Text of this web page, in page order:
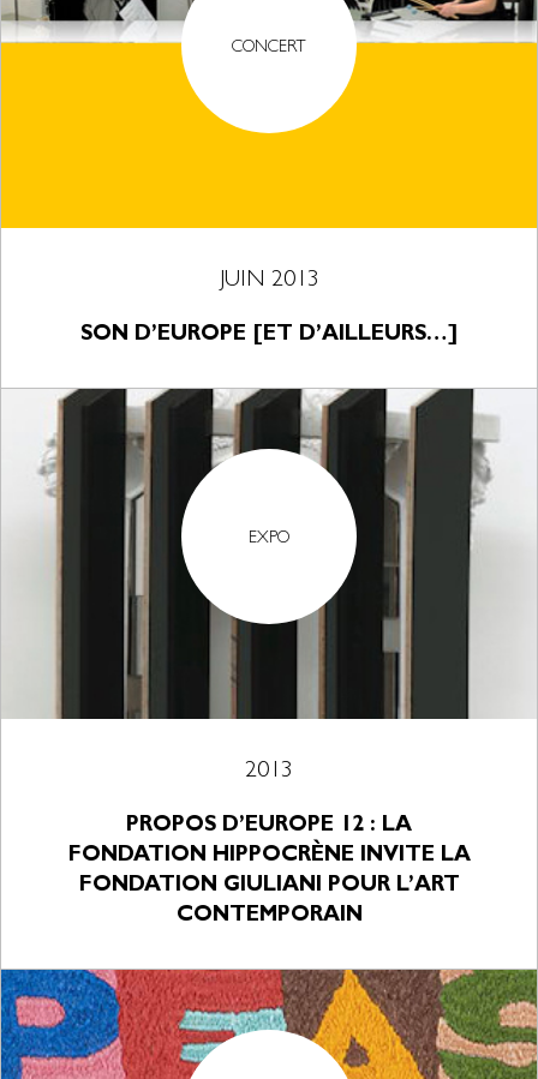
CONCERT
JUIN 2013
SON D’EUROPE [ET D’AILLEURS…]
EXPO
2013
PROPOS D’EUROPE 12 : LA
FONDATION HIPPOCRÈNE INVITE LA
FONDATION GIULIANI POUR L’ART
CONTEMPORAIN